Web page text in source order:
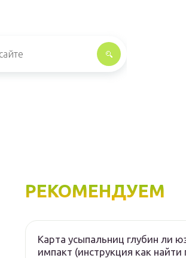
РЕКОМЕНДУЕМ
Карта усыпальниц глубин ли
импакт (инструкция как найти